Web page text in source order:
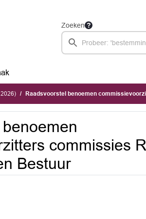
Zoeken
Raadsvoorstel benoemen commissievoorzitters commissies
commissies
Bestuur